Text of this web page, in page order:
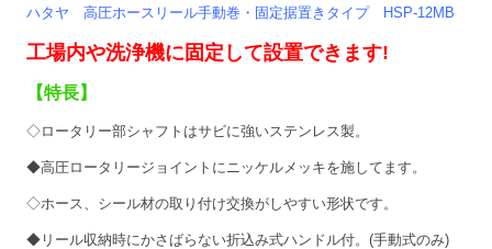
ハタヤ 高圧ホースリール手動巻・固定据置きタイプ HSP-12MB
工場内や洗浄機に固定して設置できます!
【特長】
◇ロータリー部シャフトはサビに強いステンレス製。
◆高圧ロータリージョイントにニッケルメッキを施してます。
◇ホース、シール材の取り付け交換がしやすい形状です。
◆リール収納時にかさばらない折込み式ハンドル付。(手動式のみ)